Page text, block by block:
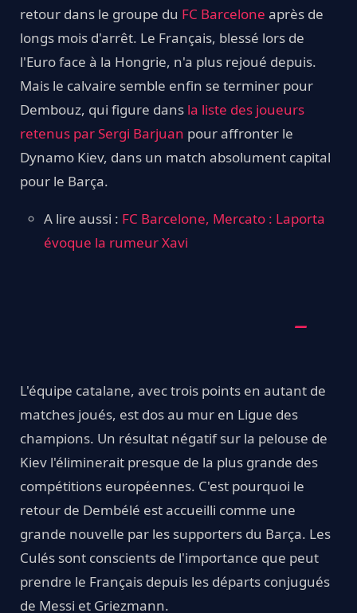
retour dans le groupe du FC Barcelone après de
longs mois d'arrêt. Le Français, blessé lors de
l'Euro face à la Hongrie, n'a plus rejoué depuis.
Mais le calvaire semble enfin se terminer pour
Dembouz, qui figure dans la liste des joueurs
retenus par Sergi Barjuan pour affronter le
Dynamo Kiev, dans un match absolument capital
pour le Barça.
A lire aussi : FC Barcelone, Mercato : Laporta
évoque la rumeur Xavi
L'équipe catalane, avec trois points en autant de
matches joués, est dos au mur en Ligue des
champions. Un résultat négatif sur la pelouse de
Kiev l'éliminerait presque de la plus grande des
compétitions européennes. C'est pourquoi le
retour de Dembélé est accueilli comme une
grande nouvelle par les supporters du Barça. Les
Culés sont conscients de l'importance que peut
prendre le Français depuis les départs conjugués
de Messi et Griezmann.